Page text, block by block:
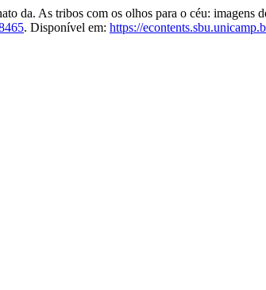
As tribos com os olhos para o céu: imagens
. Disponível em: https://